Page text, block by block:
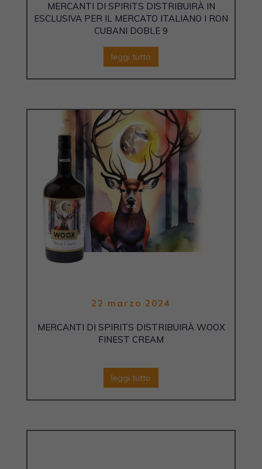
MERCANTI DI SPIRITS DISTRIBUIRÀ IN
ESCLUSIVA PER IL MERCATO ITALIANO I RON
CUBANI DOBLE 9
leggi tutto
22 marzo 2024
MERCANTI DI SPIRITS DISTRIBUIRÀ WOOX
FINEST CREAM
leggi tutto